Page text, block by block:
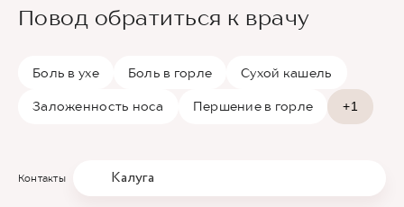
Повод обратиться к врачу
Боль в ухе Боль в горле Сухой кашель
Заложенность носа Першение в горле +1
Контакты Калуга